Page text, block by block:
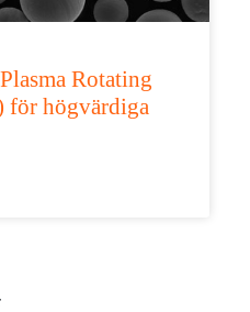
Rotating
för högvärdiga